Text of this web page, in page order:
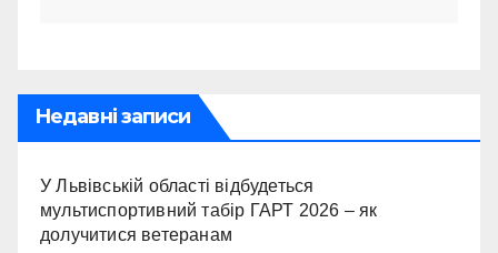
Недавні записи
У Львівській області відбудеться
мультиспортивний табір ГАРТ 2026 – як
долучитися ветеранам